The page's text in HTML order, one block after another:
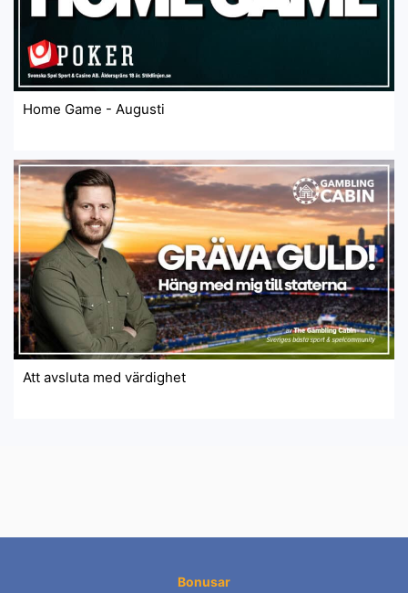
Home Game - Augusti
Att avsluta med värdighet
Bonusar